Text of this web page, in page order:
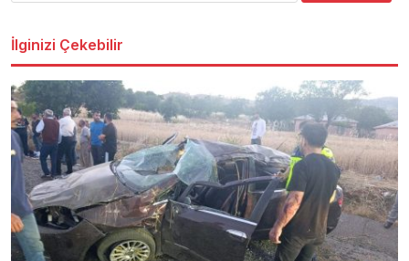
İlginizi Çekebilir